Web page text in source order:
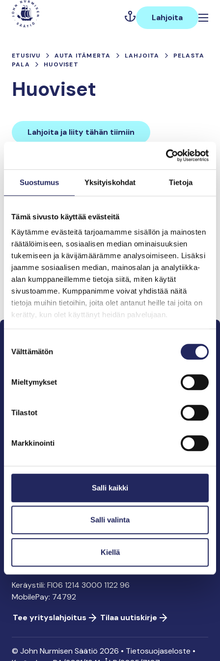
Suostumus Yksityiskohdat Tietoja
Tämä sivusto käyttää evästeitä
Käytämme evästeitä tarjoamamme sisällön ja mainosten
räätälöimiseen, sosiaalisen median ominaisuuksien
tukemiseen ja kävijämäärämme analysoimiseen. Lisäksi
jaamme sosiaalisen median, mainosalan ja analytiikka-
alan kumppaneillemme tietoja siitä, miten käytät
sivustoamme. Kumppanimme voivat yhdistää näitä
tietoja muihin tietoihin, joita olet antanut heille tai joita on
kerätty, kun olet käyttänyt heidän palvelujaan.
valinta
Välttämätön
Mieltymykset
Tilastot
Markkinointi
Salli kaikki
Salli valinta
Kiellä
Hyppää
sisältöön
Päävalikko
Lahjoita
ETUSIVU AUTA ITÄMERTA LAHJOITA
PELASTA
PALA
HUOVISET
Huoviset
Lahjoita ja liity tähän tiimiin
Tiimin lahjoitukset yhteensä:
Tiimille tehdyt
lahjoitukset
Lahjoita ja liity tähän tiimiin
Pelastamme Itämeren ja sen perinnön tuleville
John Nurmisen Säätiö on Itämeren suojelija, meren
info@jnfoundation.fi
Kaikki yhteystiedot
Tee lahjoitus
Keräystili: FI06 1214 3000 1122 96
MobilePay: 74792
Tee yrityslahjoitus
Tilaa uutiskirje
© John Nurmisen Säätiö 2026 • Tietosuojaseloste •